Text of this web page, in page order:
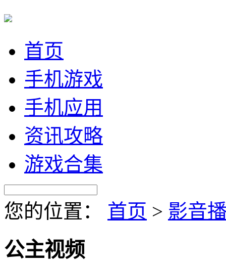
首页
手机游戏
手机应用
资讯攻略
游戏合集
您的位置： 首页 > 影音
公主视频